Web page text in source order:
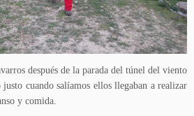
después de la parada del túnel del viento
cuando salíamos ellos llegaban a realizar
y comida.